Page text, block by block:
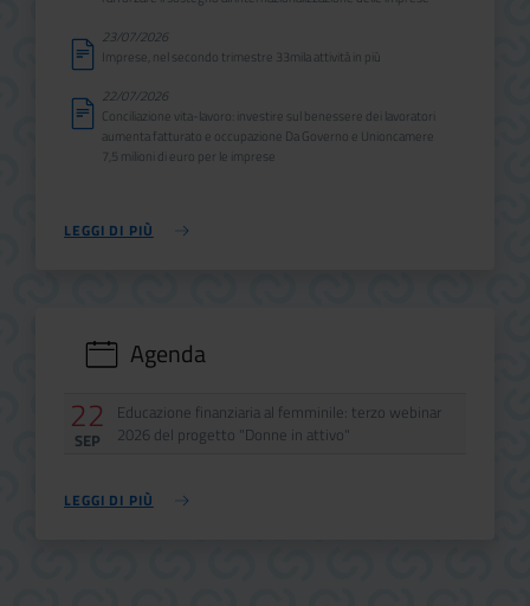
23/07/2026
Imprese, nel secondo trimestre 33mila attività in più
22/07/2026
Conciliazione vita-lavoro: investire sul benessere dei lavoratori
aumenta fatturato e occupazione Da Governo e Unioncamere
7,5 milioni di euro per le imprese
LEGGI DI PIÙ
Agenda
Data Evento
22
SEP
Educazione finanziaria al femminile: terzo webinar
2026 del progetto "Donne in attivo"
LEGGI DI PIÙ